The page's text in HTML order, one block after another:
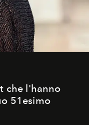
che l'hanno
51esimo